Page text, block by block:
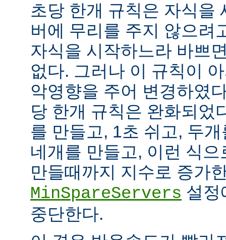
초당 한개 규칙은 자식을
버에 무리를 주지 않으려
자식을 시작하느라 바쁘
없다. 그러나 이 규칙이
악영향을 주어 변경하였
당 한개 규칙은 완화되었
를 만들고, 1초 쉬고, 두
네개를 만들고, 이런 식
만들때까지 지수로 증가
MinSpareServers 설정
중단한다.